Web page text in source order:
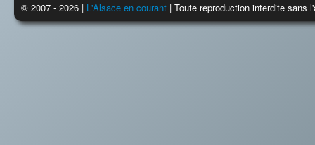
© 2007 - 2026 | L'Alsace en courant | Toute reproduction interdite sans